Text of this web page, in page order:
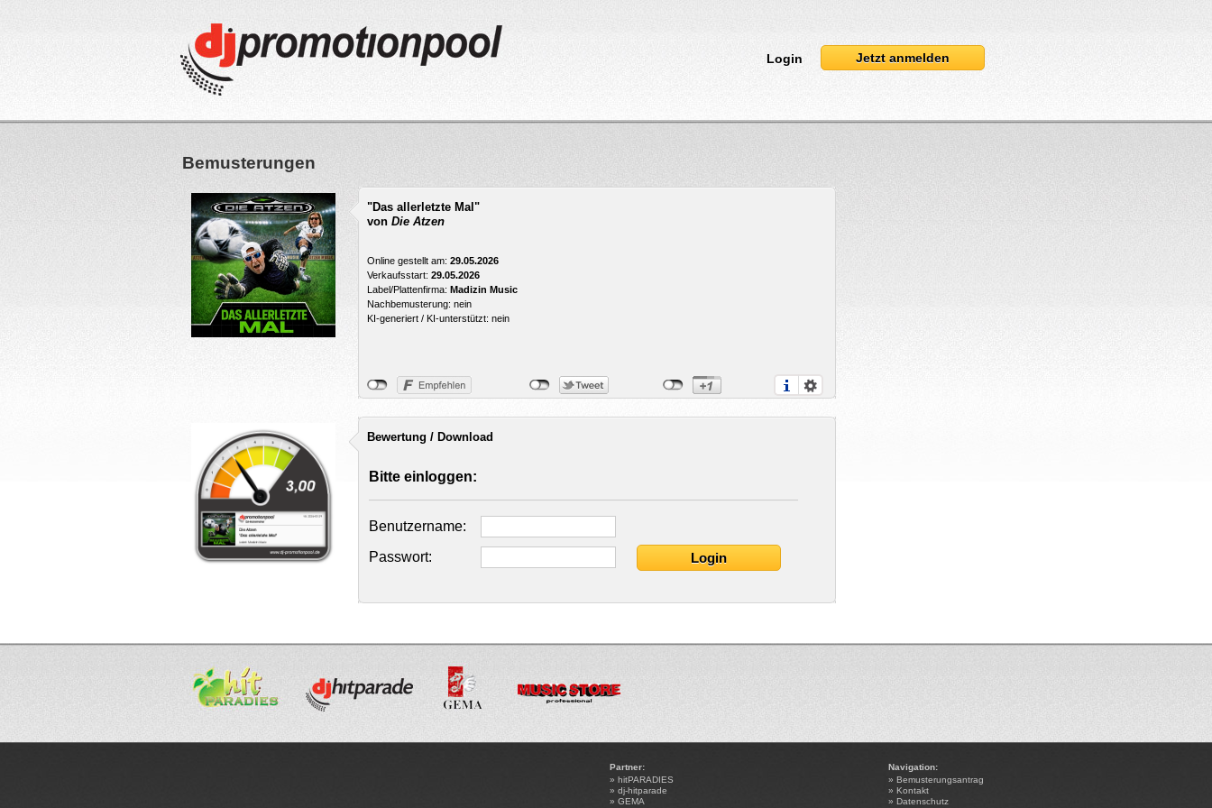
Jetzt anmelden
Login
Bemusterungen
"Das allerletzte Mal"
von Die Atzen
Online gestellt am: 29.05.2026
Verkaufsstart: 29.05.2026
Label/Plattenfirma: Madizin Music
Nachbemusterung: nein
KI-generiert / KI-unterstützt: nein
Bewertung / Download
Bitte einloggen:
Benutzername:
Passwort:
Partner:
Navigation:
» hitPARADIES
» dj-hitparade
» GEMA
» Bemusterungsantrag
» Kontakt
» Datenschutz